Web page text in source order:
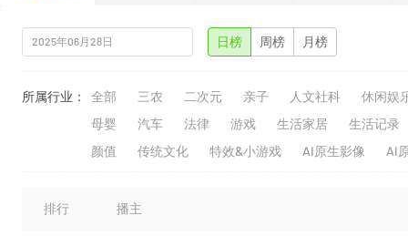
日榜 周榜 月榜
所属行业： 全部 三农 二次元 亲子 人文社科
休闲娱
母婴
汽车 法律 游戏 生活家居
生活记录
颜值
传统文化 特效&小游戏 AI原生影像 AI
排行 播主